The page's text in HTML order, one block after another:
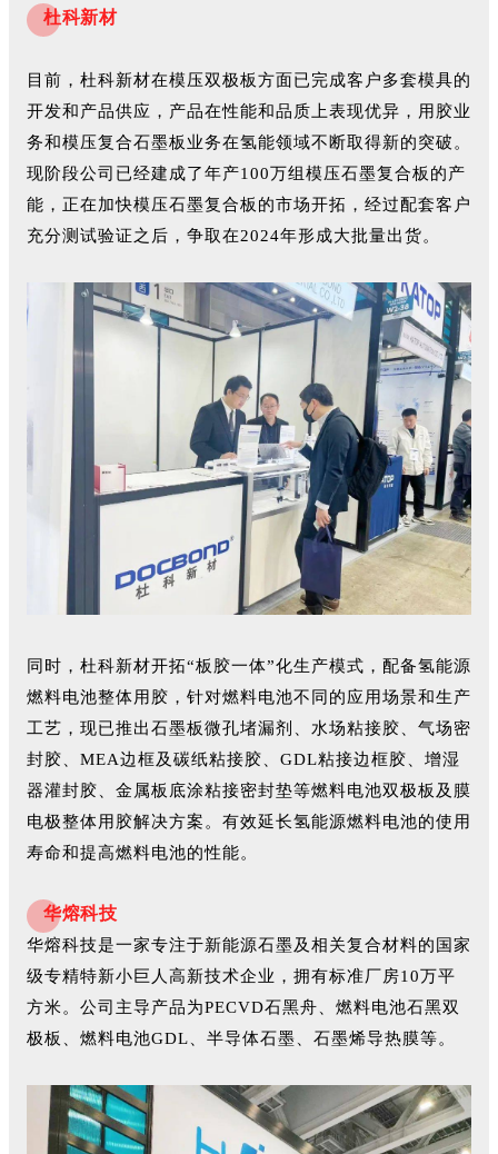
杜科新材
目前，杜科新材在模压双极板方面已完成客户多套模具的
开发和产品供应，产品在性能和品质上表现优异，用胶业
务和模压复合石墨板业务在氢能领域不断取得新的突破。
现阶段公司已经建成了年产100万组模压石墨复合板的产
能，正在加快模压石墨复合板的市场开拓，经过配套客户
充分测试验证之后，争取在2024年形成大批量出货。
同时，杜科新材开拓“板胶一体”化生产模式，配备氢能源
燃料电池整体用胶，针对燃料电池不同的应用场景和生产
工艺，现已推出石墨板微孔堵漏剂、水场粘接胶、气场密
封胶、MEA边框及碳纸粘接胶、GDL粘接边框胶、增湿
器灌封胶、金属板底涂粘接密封垫等燃料电池双极板及膜
电极整体用胶解决方案。有效延长氢能源燃料电池的使用
寿命和提高燃料电池的性能。
华熔科技
华熔科技是一家专注于新能源石墨及相关复合材料的国家
级专精特新小巨人高新技术企业，拥有标准厂房10万平
方米。公司主导产品为PECVD石黑舟、燃料电池石黑双
极板、燃料电池GDL、半导体石墨、石墨烯导热膜等。